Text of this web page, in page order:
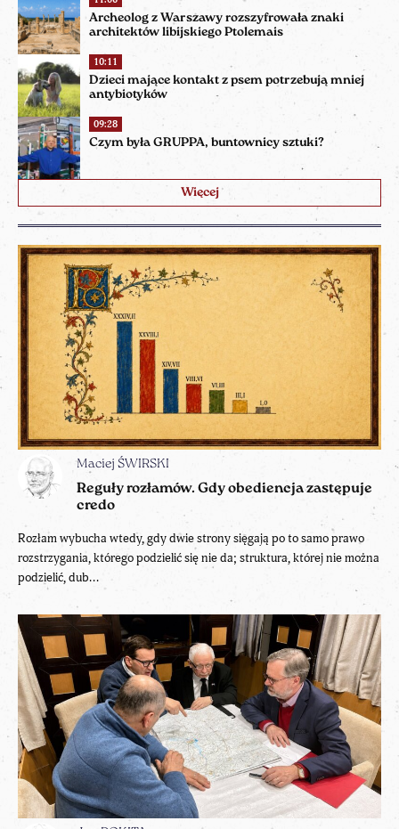
Archeolog z Warszawy rozszyfrowała znaki
architektów libijskiego Ptolemais
10:11
Dzieci mające kontakt z psem potrzebują mniej
antybiotyków
09:28
Czym była GRUPPA, buntownicy sztuki?
Więcej
Maciej ŚWIRSKI
Reguły rozłamów. Gdy obediencja zastępuje
credo
Rozłam wybucha wtedy, gdy dwie strony sięgają po to samo prawo
rozstrzygania, którego podzielić się nie da; struktura, której nie można
podzielić, dub...